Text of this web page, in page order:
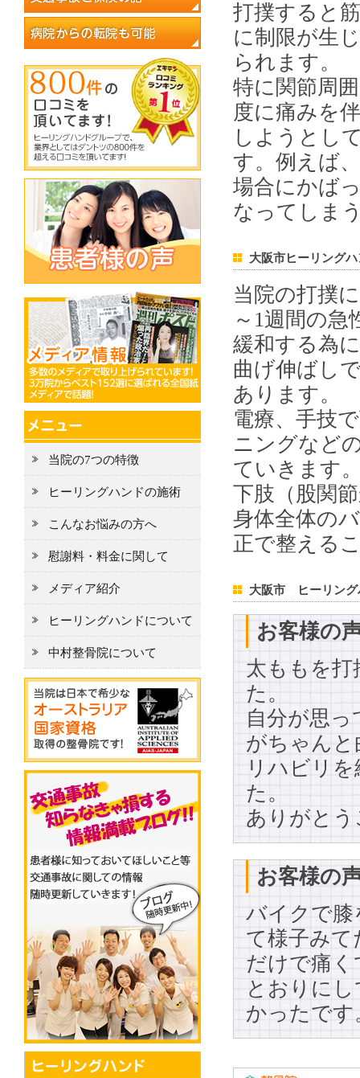
打撲すると
に制限が生
られます。
特に関節周
度に痛みを
しようとし
す。例えば
場合にかば
なってしま
大阪市ヒーリング
当院の打撲
～1週間の
緩和する為
曲げ伸ばし
あります。
電療、手技
ニングなど
ていきます
下肢（股関
身体全体の
正で整える
大阪市 ヒーリング
お客様の
太ももを
た。
自分が思
がちゃん
リハビリ
た。
ありがと
お客様の
バイクで膝
て様子みて
だけで痛
とおりに
かったです
当院の7つの特徴
ヒーリングハンドの施術
こんなお悩みの方へ
慰謝料・料金に関して
メディア紹介
ヒーリングハンドについて
中村整骨院について